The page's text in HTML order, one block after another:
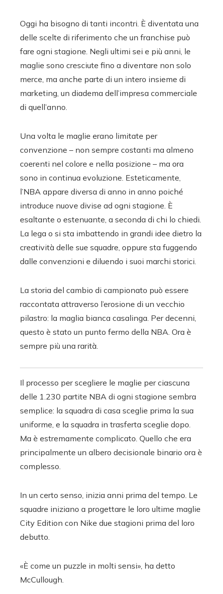
Oggi ha bisogno di tanti incontri. È diventata una
delle scelte di riferimento che un franchise può
fare ogni stagione. Negli ultimi sei e più anni, le
maglie sono cresciute fino a diventare non solo
merce, ma anche parte di un intero insieme di
marketing, un diadema dell’impresa commerciale
di quell’anno.
Una volta le maglie erano limitate per
convenzione – non sempre costanti ma almeno
coerenti nel colore e nella posizione – ma ora
sono in continua evoluzione. Esteticamente,
l’NBA appare diversa di anno in anno poiché
introduce nuove divise ad ogni stagione . È
esaltante o estenuante, a seconda di chi lo chiedi.
La lega o si sta imbattendo in grandi idee dietro la
creatività delle sue squadre, oppure sta fuggendo
dalle convenzioni e diluendo i suoi marchi storici.
La storia del cambio di campionato può essere
raccontata attraverso l’erosione di un vecchio
pilastro: la maglia bianca casalinga. Per decenni,
questo è stato un punto fermo della NBA. Ora è
sempre più una rarità.
Il processo per scegliere le maglie per ciascuna
delle 1.230 partite NBA di ogni stagione sembra
semplice: la squadra di casa sceglie prima la sua
uniforme, e la squadra in trasferta sceglie dopo.
Ma è estremamente complicato. Quello che era
principalmente un albero decisionale binario ora è
complesso.
In un certo senso, inizia anni prima del tempo. Le
squadre iniziano a progettare le loro ultime maglie
City Edition con Nike due stagioni prima del loro
debutto.
«È come un puzzle in molti sensi», ha detto
McCullough.